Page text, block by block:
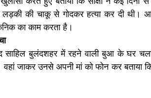
की चाकू से गोदकर हत्या कर दी थी।
का काम करता है।
साहिल बुलंदशहर में रहने वाली बुआ के घर
वहां जाकर उनसे अपनी मां को फोन कर